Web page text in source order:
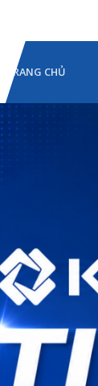
TRANG CHỦ